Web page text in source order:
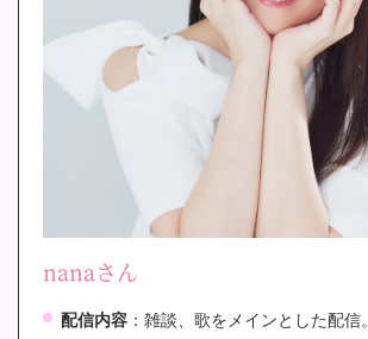
nanaさん
配信内容 ：雑談、歌をメインとした配信。